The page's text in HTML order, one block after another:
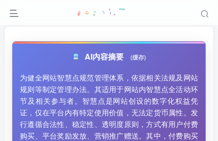
AI内容摘要 (缓存)
为健全网站智慧点规范管理体系，依据相关法规及网站
规则等制定管理办法。其适用于网站内智慧点全活动环
节及相关参与者。智慧点是网站创设的数字化权益凭
证，仅在平台内有特定使用价值，无法定货币属性。发
行遵循合法性、稳定性、透明度原则，方式有用户付费
购买、平台奖励发放、营销推广赠送。其中，付费购买